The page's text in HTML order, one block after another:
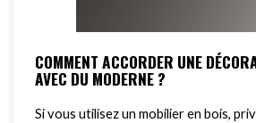
COMMENT ACCORDER UNE
AVEC DU MODERNE ?
Si vous utilisez un mobilier en bois,